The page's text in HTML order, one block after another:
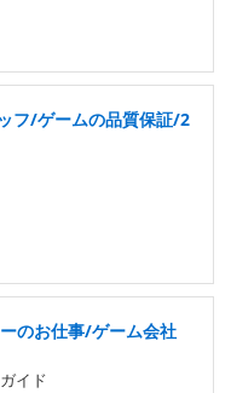
フ/ゲームの品質保証/2
のお仕事/ゲーム会社
イド